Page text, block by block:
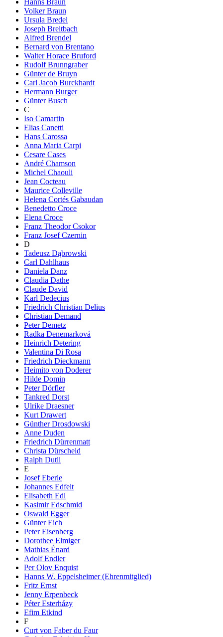
Volker Braun
Ursula Bredel
Joseph Breitbach
Alfred Brendel
Bernard von Brentano
Walter Horace Bruford
Rudolf Brunngraber
Günter de Bruyn
Carl Jacob Burckhardt
Hermann Burger
Günter Busch
C
Iso Camartin
Elias Canetti
Hans Carossa
Anna Maria Carpi
Cesare Cases
André Chamson
Michel Chaouli
Jean Cocteau
Maurice Colleville
Helena Cortés Gabaudan
Benedetto Croce
Elena Croce
Franz Theodor Csokor
Franz Josef Czernin
D
Tadeusz Dąbrowski
Carl Dahlhaus
Daniela Danz
Claudia Dathe
Claude David
Karl Dedecius
Friedrich Christian Delius
Christian Demand
Peter Demetz
Radka Denemarková
Heinrich Detering
Valentina Di Rosa
Friedrich Dieckmann
Heimito von Doderer
Hilde Domin
Peter Dörfler
Tankred Dorst
Ulrike Draesner
Kurt Drawert
Günther Drosdowski
Anne Duden
Friedrich Dürrenmatt
Christa Dürscheid
Ralph Dutli
E
Josef Eberle
Johannes Edfelt
Elisabeth Edl
Kasimir Edschmid
Oswald Egger
Günter Eich
Peter Eisenberg
Dorothee Elmiger
Mathias Énard
Adolf Endler
Per Olov Enquist
Hanns W. Eppelsheimer (Ehrenmitglied)
Fritz Ernst
Jenny Erpenbeck
Péter Esterházy
Efim Etkind
F
Curt von Faber du Faur